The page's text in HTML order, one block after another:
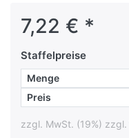
7,22 € *
Staffelpreise
Menge
Preis
zzgl. MwSt. (19%) zzgl.